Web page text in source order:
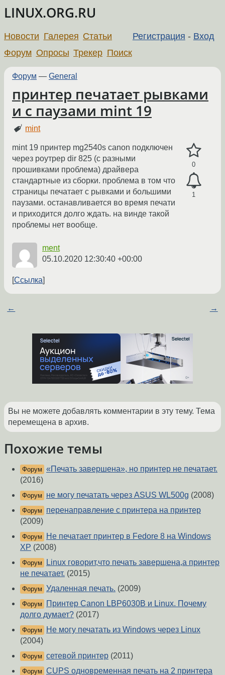
LINUX.ORG.RU
Регистрация - Вход
Новости Галерея Статьи
Форум Опросы Трекер Поиск
Форум — General
принтер печатает рывками
и с паузами mint 19
mint
0
1
mint 19 принтер mg2540s canon подключен
через роутрер dir 825 (с разными
прошивками проблема) драйвера
стандартные из сборки. проблема в том что
страницы печатает с рывками и большими
паузами. останавливается во время печати
и приходится долго ждать. на винде такой
проблемы нет вообще.
ment
05.10.2020 12:30:40 +00:00
Ссылка
← →
Вы не можете добавлять комментарии в эту тему. Тема
перемещена в архив.
Похожие темы
Форум «Печать завершена», но принтер не печатает.
(2016)
Форум не могу печатать через ASUS WL500g (2008)
Форум
перенаправление с принтера на принтер
(2009)
Форум
Не печатает принтер в Fedore 8 на Windows
XP (2008)
Форум
Linux говорит,что печать завершена,а принтер
не печатает. (2015)
Форум Удаленная печать. (2009)
Форум
Принтер Canon LBP6030B и Linux. Почему
долго думает? (2017)
Форум
Не могу печатать из Windows через Linux
(2004)
Форум сетевой принтер (2011)
Форум CUPS одновременная печать на 2 принтера